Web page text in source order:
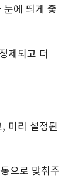
눈에 띄게 좋
제되고 더
미리 설정된
으로 맞춰주